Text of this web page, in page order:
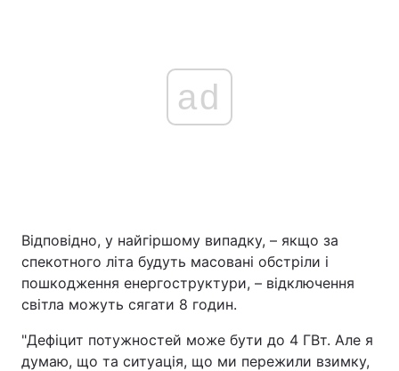
ad
Відповідно, у найгіршому випадку, – якщо за
спекотного літа будуть масовані обстріли і
пошкодження енергоструктури, – відключення
світла можуть сягати 8 годин.
"Дефіцит потужностей може бути до 4 ГВт. Але я
думаю, що та ситуація, що ми пережили взимку,